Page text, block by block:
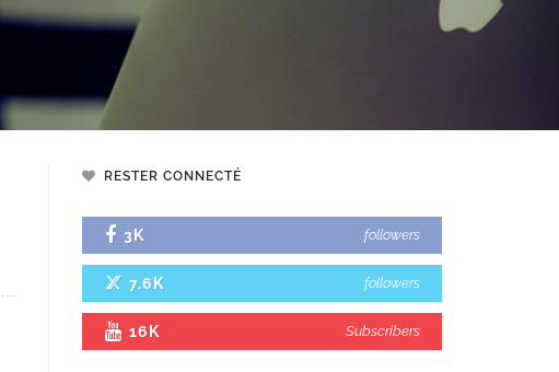
RESTER CONNECTÉ
3K followers
7.6K followers
16K Subscribers